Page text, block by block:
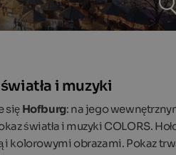
i muzyki
się Hofburg: na jego
światła i muzyki COLORS.
i kolorowymi obrazami. Pokaz